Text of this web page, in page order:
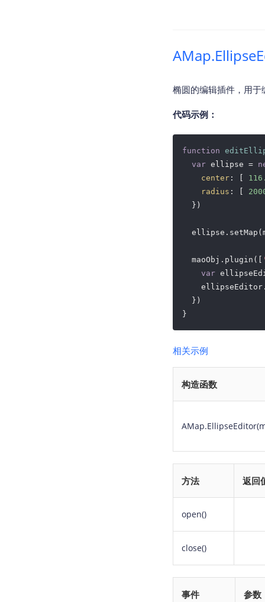
椭圆的编辑插件，用
代码示例：
function
var ellipse =
center : [
radius : [
  })
  maoObj.plugin([
var
  })
}
相关示例
构造函数
方法 返回
open()
close()
事件 参数